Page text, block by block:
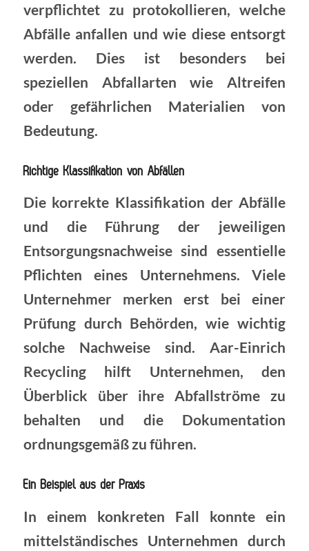
verpflichtet zu protokollieren, welche
Abfälle anfallen und wie diese entsorgt
werden. Dies ist besonders bei
speziellen Abfallarten wie Altreifen
oder gefährlichen Materialien von
Bedeutung.
Richtige Klassifikation von Abfällen
Die korrekte Klassifikation der Abfälle
und die Führung der jeweiligen
Entsorgungsnachweise sind essentielle
Pflichten eines Unternehmens. Viele
Unternehmer merken erst bei einer
Prüfung durch Behörden, wie wichtig
solche Nachweise sind. Aar-Einrich
Recycling hilft Unternehmen, den
Überblick über ihre Abfallströme zu
behalten und die Dokumentation
ordnungsgemäß zu führen.
Ein Beispiel aus der Praxis
In einem konkreten Fall konnte ein
mittelständisches Unternehmen durch